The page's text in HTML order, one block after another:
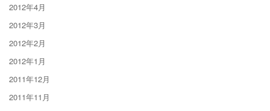
2012年4月
2012年3月
2012年2月
2012年1月
2011年12月
2011年11月